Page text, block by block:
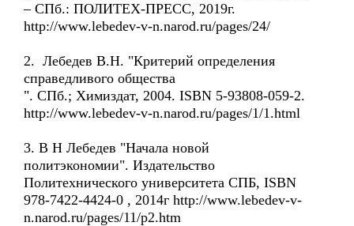
– СПб.: ПОЛИТЕХ-ПРЕСС, 2019г.
http://www.lebedev-v-n.narod.ru/pages/24/
2. Лебедев В.Н. "Критерий определения
справедливого общества
". СПб.; Химиздат, 2004. ISBN 5-93808-059-2.
http://www.lebedev-v-n.narod.ru/pages/1/1.html
3. В Н Лебедев "Начала новой
политэкономии". Издательство
Политехнического университета СПБ, ISBN
978-7422-4424-0 , 2014г http://www.lebedev-v-
n.narod.ru/pages/11/p2.htm